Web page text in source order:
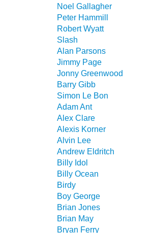
Noel Gallagher
Peter Hammill
Robert Wyatt
Slash
Alan Parsons
Jimmy Page
Jonny Greenwood
Barry Gibb
Simon Le Bon
Adam Ant
Alex Clare
Alexis Korner
Alvin Lee
Andrew Eldritch
Billy Idol
Billy Ocean
Birdy
Boy George
Brian Jones
Brian May
Bryan Ferry